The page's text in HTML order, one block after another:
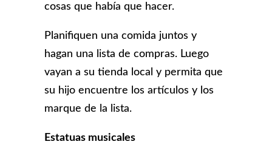
cosas que había que hacer.
Planifiquen una comida juntos y
hagan una lista de compras. Luego
vayan a su tienda local y permita que
su hijo encuentre los artículos y los
marque de la lista.
Estatuas musicales